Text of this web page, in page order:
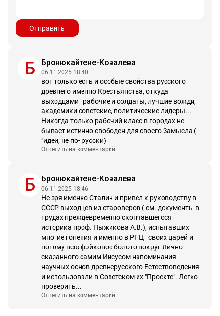
Отправить
Б Бронюкайтене-Ковалева
06.11.2025 18:40
вот только есть и особые свойства русского
древнего именно Крестьянства, откуда
выходцами   рабочие и солдаты, лучшие вожди,
академики советские, политические лидеры...
Никогда только рабочий класс в городах не
бывает истинно свободен для своего Замысла (
"идеи, не по- русски)
Ответить на комментарий
Б Бронюкайтене-Ковалева
06.11.2025 18:46
Не зря именно Сталин и привел к руководству в
СССР выходцев из староверов ( см. документы в
трудах преждевременно скончавшегося
историка проф. Пыжикова А.В.), испытавших
многие гонения и именно в РПЦ   своих царей и
потому всю фэйковое болото вокруг Лично
сказанного самим Иисусом напоминания
научных основ древнерусского Естествоведения
и использовали в Советском их "Проекте". Легко
проверить...
Ответить на комментарий